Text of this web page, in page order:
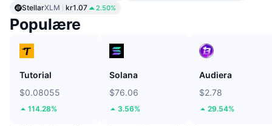
StellarXLM kr1.07 2.50%
Populære
Tutorial
$0.08055
114.28%
Solana
$76.06
3.56%
Audiera
$2.78
29.54%